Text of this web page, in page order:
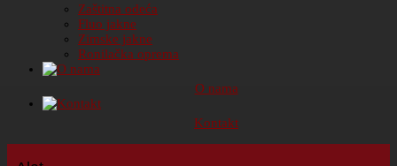
Zaštitna odeća
Fluo jakne
Zimske jakne
Ronilačka oprema
O nama
Kontakt